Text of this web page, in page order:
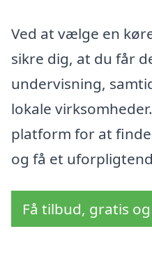
Ved at vælge en
sikre dig, at du får
undervisning,
lokale
platform for at
og få et
Få tilbud, gratis